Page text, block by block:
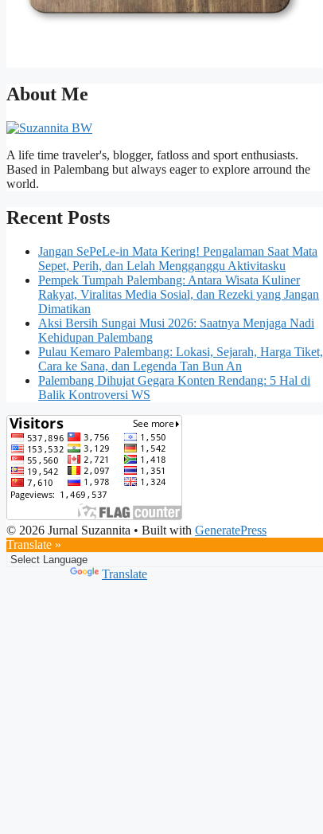
About Me
A life time traveler's, blogger, fatloss and sport enthusiasts.
Based in Palembang but always eager to explore arround the
world.
Recent Posts
Jangan SePeLe-in Mata Kering! Pengalaman Saat Mata
Sepet, Perih, dan Lelah Mengganggu Aktivitasku
Pempek Tumpah Palembang: Antara Wisata Kuliner
Rakyat, Viralitas Media Sosial, dan Rezeki yang Jangan
Dimatikan
Aksi Bersih Sungai Musi 2026: Saatnya Menjaga Nadi
Kehidupan Palembang
Pulau Kemaro Palembang: Lokasi, Sejarah, Harga Tiket,
Cara ke Sana, dan Legenda Tan Bun An
Palembang Dihujat Gegara Konten Rendang: 5 Hal di
Balik Kontroversi WS
© 2026 Jurnal Suzannita • Built with GeneratePress
Translate »
Translate